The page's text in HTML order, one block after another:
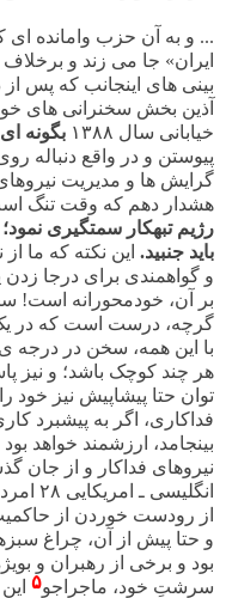
... و به آن حزب وامانده
ایران» جا می زند و
بینی های اینجانب که پس
آذین بخش سخنرانی های
خیابانی سال ۱۳۸۸
بگونه
پیوستن و در واقع دنباله
گرایش ها و مدیریت نیروهای
هشدار دهم که وقت تنگ
رژیم تبهکار سمتگیری
باید جنبید. این نکته که ما
و گواهمندی برای درجا
بر آن، خودمحورانه است!
گرچه، درست است که در یک
با این همه، سخن در
هر چند کوچک باشد؛ و نیز
توان حتا پیشاپیش نیز خود
فداکاری، اگر به پیشبرد
بینجامد، ارزشمند خواهد
نیروهای فداکار و از جان
انگلیسی ـ امریکایی ۲۸ امرداد ماه ۱۳۳۲ آمد و
از رودست خوردن از
و حتا پیش از آن، چراغ
بود و برخی از رهبران و
سرشتِ خود، ماجراجو۵